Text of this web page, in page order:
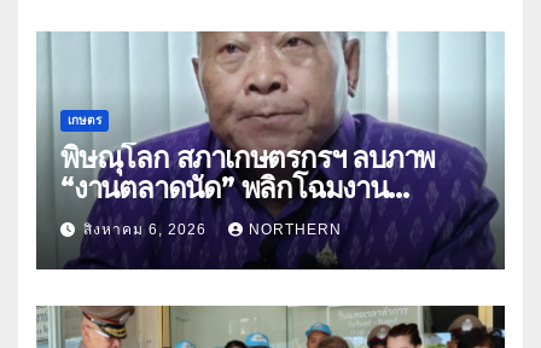
เกษตร
พิษณุโลก สภาเกษตรกรฯ ลบภาพ
“งานตลาดนัด” พลิกโฉมงาน
“เกษตรรุ่งเรืองเมืองสองแคว 69” มุ่ง
ประโยชน์เกษตรกร ดึงนวัตกรรม-จับ
คู่ธุรกิจดันสินค้าเกษตรสู่สากล (คลิป)
สิงหาคม 6, 2026 NORTHERN